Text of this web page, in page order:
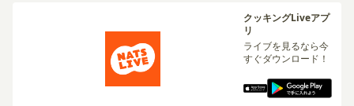
クッキングLiveアプ
リ
ライブを見るなら今
すぐダウンロード！